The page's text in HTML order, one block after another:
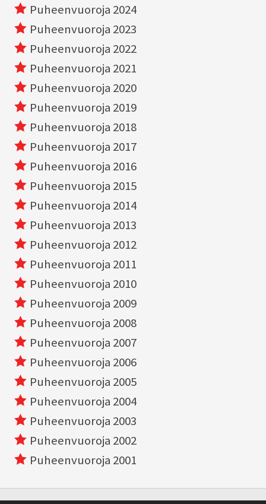
Puheenvuoroja 2024
Puheenvuoroja 2023
Puheenvuoroja 2022
Puheenvuoroja 2021
Puheenvuoroja 2020
Puheenvuoroja 2019
Puheenvuoroja 2018
Puheenvuoroja 2017
Puheenvuoroja 2016
Puheenvuoroja 2015
Puheenvuoroja 2014
Puheenvuoroja 2013
Puheenvuoroja 2012
Puheenvuoroja 2011
Puheenvuoroja 2010
Puheenvuoroja 2009
Puheenvuoroja 2008
Puheenvuoroja 2007
Puheenvuoroja 2006
Puheenvuoroja 2005
Puheenvuoroja 2004
Puheenvuoroja 2003
Puheenvuoroja 2002
Puheenvuoroja 2001